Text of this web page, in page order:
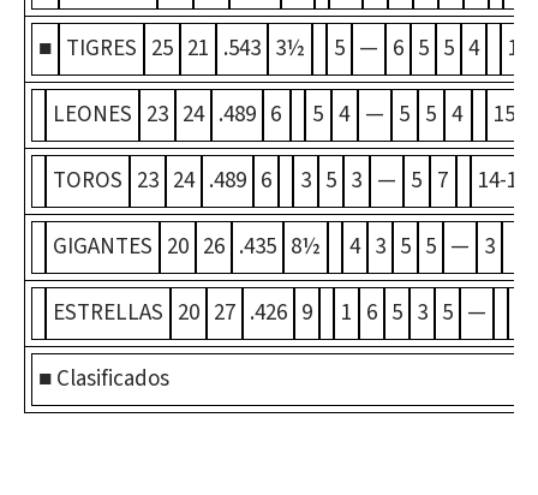
■ TIGRES 25 21 .543 3½ 5 — 6 5 5 4
LEONES 23 24 .489 6 5 4 — 5 5 4 15-9
TOROS 23 24 .489 6 3 5 3 — 5 7 14-10
GIGANTES 20 26 .435 8½ 4 3 5 5 — 3
ESTRELLAS 20 27 .426 9 1 6 5 3 5 —
■ Clasificados